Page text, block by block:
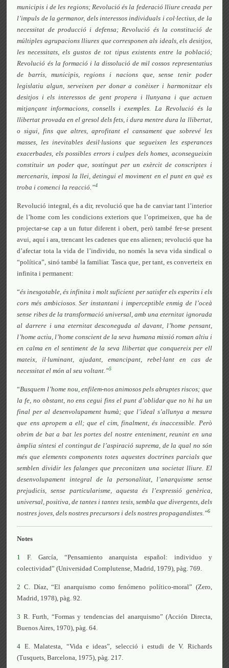
municipis i de les regions; Revolució és la federació lliure creada per
l’impuls de la germanor, dels interessos individuals i col·lectius, de la
necessitat de producció i defensa; Revolució és la constitució de
múltiples agrupacions lliures que corresponen als ideals, els desitjos,
les necessitats, els gustos de tot tipus existents entre la població;
Revolució és la formació i la dissolució de mil cossos representatius
de barris, municipis, regions i nacions que, sense tenir poder
legislatiu algun, serveixen per donar a conèixer i harmonitzar els
desitjos i els interessos de gent propera i llunyana i que actuen
mitjançant informacions, consells i exemples. La Revolució és la
llibertat provada en el gresol dels fets, i dura mentre dura la llibertat,
o sigui, fins que altres, aprofitant el cansament que sobrevé les
masses, les inevitables desil·lusions que segueixen les esperances
exacerbades, els possibles errors i culpes dels homes, aconsegueixin
constituir un poder que, sostingut per un exèrcit de conscriptes i
mercenaris, imposi la llei, detingui el moviment en el punt en què es
troba i comenci la reacció.”4
Revolució integral, és a dir, revolució que ha de canviar tant l’interior
de l’home com les condicions exteriors que l’oprimeixen, que ha de
projectar-se cap a un futur diferent i obert, però també fer-se present
avui, aquí i ara, trencant les cadenes que ens alienen; revolució que ha
d’afectar tota la vida de l’individu, no només la seva vida sindical o
“política”, sinó també la familiar. Tasca que, per tant, es converteix en
infinita i permanent:
“és inesgotable, és infinita i molt suficient per satisfer els esperits i els
cors més ambiciosos. Ser instantani i imperceptible enmig de l’oceà
sense ribes de la transformació universal, amb una eternitat ignorada
al darrere i una eternitat desconeguda al davant, l’home pensant,
l’home actiu, l’home conscient de la seva humana missió roman altiu i
en calma en el sentiment de la seva llibertat que conquereix per ell
mateix, il·luminant, ajudant, emancipant, rebel·lant en cas de
necessitat el món al seu voltant.”5
“Busquem l’home nou, enfilem-nos animosos pels abruptes riscos; que
la fe, no obstant, no ens cegui fins el punt d’oblidar que no hi ha un
final per al desenvolupament humà; que l’ideal s’allunya a mesura
que ens apropem a ell; que el cim, finalment, és inaccessible. Però
obrim de bat a bat les portes del nostre enteniment, reunint en una
àmplia síntesi el contingut de l’aspiració suprema, de la qual no són
més que elements components totes aquestes doctrines parcials que
semblen dividir les falanges que preconitzen una societat lliure. El
desenvolupament integral de la personalitat, l’anarquisme sense
prejudicis, sense particularisme, aquesta és l’expressió genèrica,
universal, positiva, de tantes i tantes tesis, sembla que divergents, dels
nostres joves, dels nostres precursors i dels nostres propagandistes.”6
Notes
1
F. García, “Pensamiento anarquista español: individuo y
colectividad” (Universidad Complutense, Madrid, 1979), pàg. 769.
2 C. Díaz, “El anarquismo como fenómeno político-moral” (Zero,
Madrid, 1978), pàg. 92.
3 R. Furth, “Formas y tendencias del anarquismo” (Acción Directa,
Buenos Aires, 1970), pàg. 64.
4 E. Malatesta, “Vida e ideas”, selecció i estudi de V. Richards
(Tusquets, Barcelona, 1975), pàg. 217.